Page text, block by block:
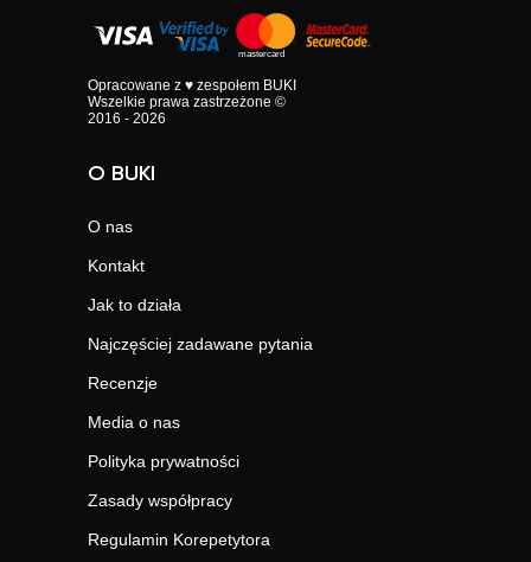
Opracowane z ♥ zespołem BUKI
Wszelkie prawa zastrzeżone ©
2016 - 2026
O BUKI
O nas
Kontakt
Jak to działa
Najczęściej zadawane pytania
Recenzje
Media o nas
Polityka prywatności
Zasady współpracy
Regulamin Korepetytora